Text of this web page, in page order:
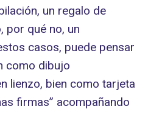
un regalo de
por qué no, un
casos, puede pensar
como dibujo
lienzo, bien como tarjeta
firmas” acompañando